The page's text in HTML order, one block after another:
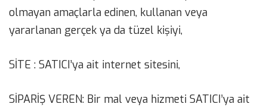
olmayan amaçlarla edinen, kullanan veya
yararlanan gerçek ya da tüzel kişiyi,
SİTE : SATICI’ya ait internet sitesini,
SİPARİŞ VEREN: Bir mal veya hizmeti SATICI’ya ait